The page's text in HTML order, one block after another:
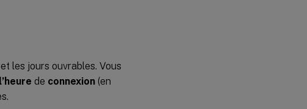
les jours ouvrables. Vous
de connexion (en